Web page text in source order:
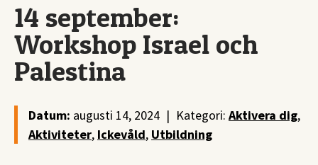
14 september:
Workshop Israel och
Palestina
Datum: augusti 14, 2024 | Kategori: Aktivera dig,
Aktiviteter, Ickevåld, Utbildning